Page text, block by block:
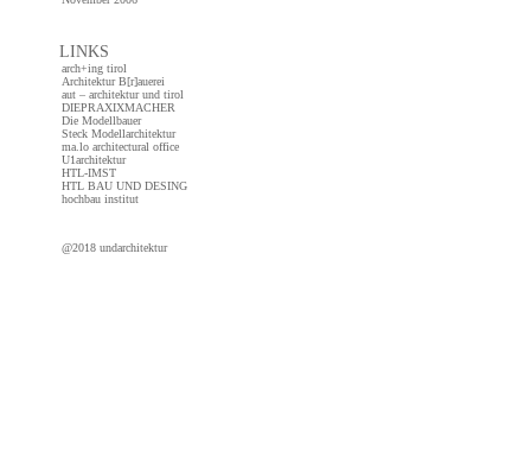
LINKS
arch+ing tirol
Architektur B[r]auerei
aut – architektur und tirol
DIEPRAXIXMACHER
Die Modellbauer
Steck Modellarchitektur
ma.lo architectural office
U1architektur
HTL-IMST
HTL BAU UND DESING
hochbau institut
@2018 undarchitektur